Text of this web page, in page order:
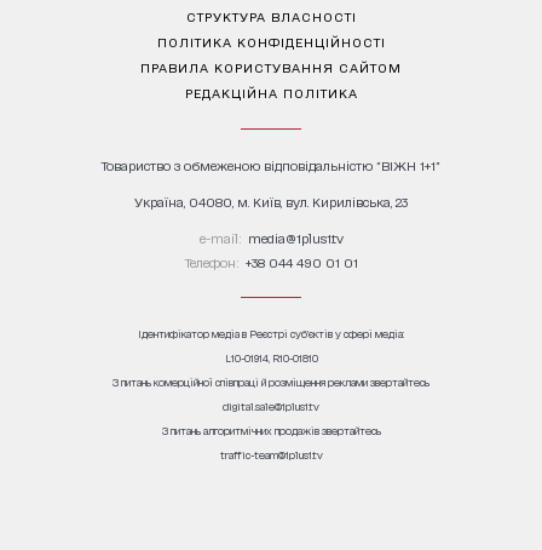
СТРУКТУРА ВЛАСНОСТІ
ПОЛІТИКА КОНФІДЕНЦІЙНОСТІ
ПРАВИЛА КОРИСТУВАННЯ САЙТОМ
РЕДАКЦІЙНА ПОЛІТИКА
Товариство з обмеженою відповідальністю "ВІЖН 1+1"
Україна, 04080, м. Київ, вул. Кирилівська, 23
е-mail: media@1plus1.tv
Телефон: +38 044 490 01 01
Ідентифікатор медіа в Реєстрі суб’єктів у сфері медіа:
L10-01914, R10-01810
З питань комерційної співпраці й розміщення реклами звертайтесь
digital.sale@1plus1.tv
З питань алгоритмічних продажів звертайтесь
traffic-team@1plus1.tv